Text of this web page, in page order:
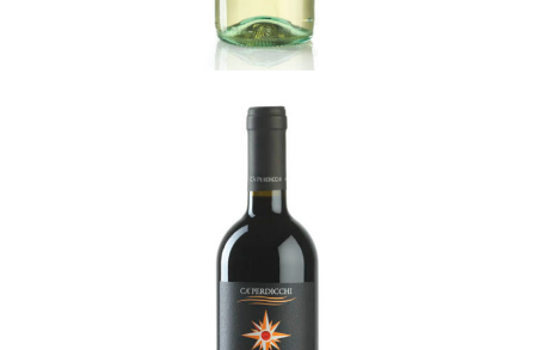
Maestrale Rosso
READ MORE